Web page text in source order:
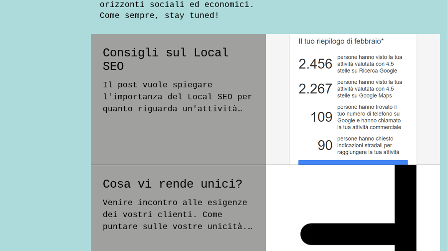
orizzonti sociali ed economici.
Come sempre, stay tuned!
Consigli sul Local
SEO
Il post vuole spiegare
l'importanza del Local SEO per
quanto riguarda un'attività
Cosa vi rende unici?
Venire incontro alle esigenze
dei vostri clienti. Come
puntare sulle vostre unicità.